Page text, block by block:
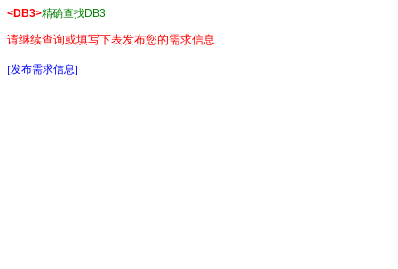
<DB3>精确查找DB3
请继续查询或填写下表发布您的需求信息
[发布需求信息]